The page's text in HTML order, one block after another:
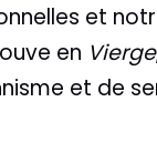
et
en Vierge
et de